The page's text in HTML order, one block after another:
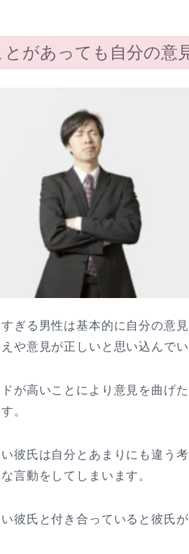
とがあっても自分の意
ぎる男性は基本的に自分の意
や意見が正しいと思い込んでい
が高いことにより意見を曲げ
。
彼氏は自分とあまりにも違う
言動をしてしまいます。
彼氏と付き合っていると彼氏